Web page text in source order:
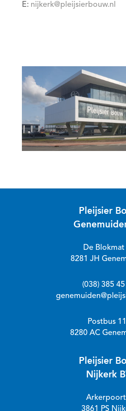
E: nijkerk@pleijsierbouw.nl
Pleijsier
De Blokmat
8281 JH
(038) 385
Postbus
8280 AC
Pleijsier
Nijkerk
3861 PS